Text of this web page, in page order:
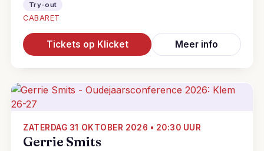
Try-out
CABARET
Tickets op Klicket Meer info
ZATERDAG 31 OKTOBER 2026 • 20:30 UUR
Gerrie Smits